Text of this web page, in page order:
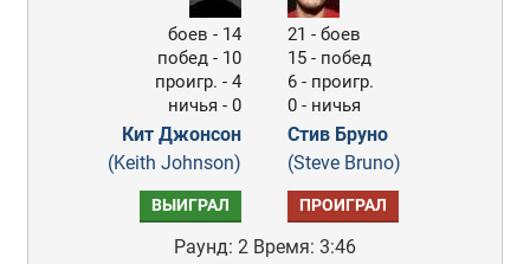
боев - 14
побед - 10
проигр. - 4
ничья - 0
Кит Джонсон
(Keith Johnson)
21 - боев
15 - побед
6 - проигр.
0 - ничья
Стив Бруно
(Steve Bruno)
ВЫИГРАЛ ПРОИГРАЛ
Раунд: 2 Время: 3:46